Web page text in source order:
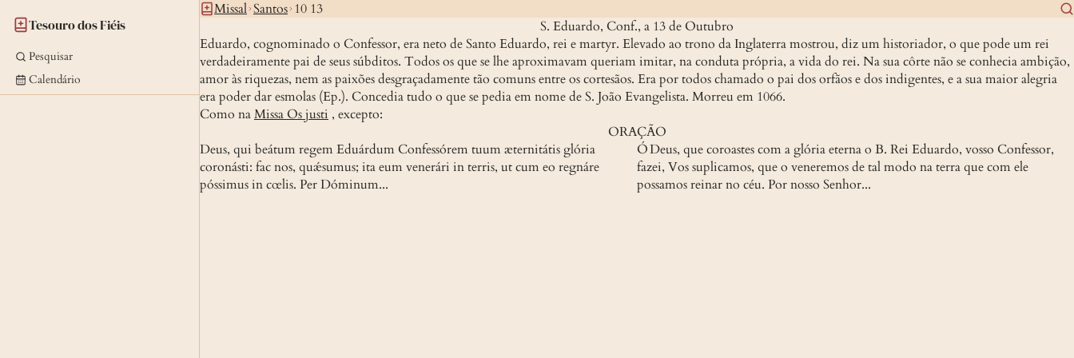
Tesouro dos Fiéis
Pesquisar
Calendário
Missal Santos 10 13
S. Eduardo, Conf., a 13 de Outubro
Eduardo, cognominado o Confessor, era neto de Santo Eduardo, rei e martyr. Elevado ao trono da Inglaterra mostrou, diz um historiador, o que pode um rei
verdadeiramente pai de seus súbditos. Todos os que se lhe aproximavam queriam imitar, na conduta própria, a vida do rei. Na sua côrte não se conhecia ambição,
amor às riquezas, nem as paixões desgraçadamente tão comuns entre os cortesãos. Era por todos chamado o pai dos orfãos e dos indigentes, e a sua maior alegria
era poder dar esmolas (Ep.). Concedia tudo o que se pedia em nome de S. João Evangelista. Morreu em 1066.
Como naMissa Os justi , excepto:
ORAÇÃO
Deus, qui beátum regem Eduárdum Confessórem tuum æternitátis glória
coronásti: fac nos, quǽsumus; ita eum venerári in terris, ut cum eo regnáre
póssimus in cœlis. Per Dóminum...
Ó Deus, que coroastes com a glória eterna o B. Rei Eduardo, vosso Confessor,
fazei, Vos suplicamos, que o veneremos de tal modo na terra que com ele
possamos reinar no céu. Por nosso Senhor...